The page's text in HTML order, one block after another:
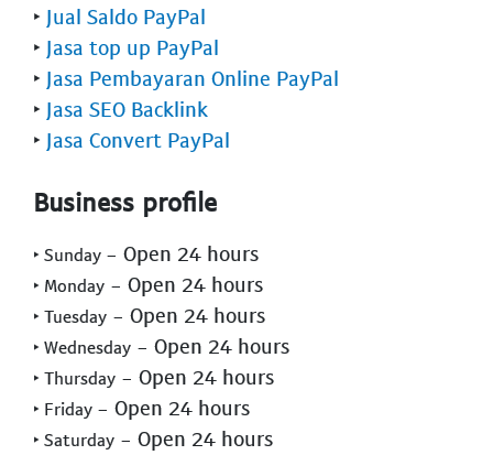
‣ Jual Saldo PayPal
‣ Jasa top up PayPal
‣ Jasa Pembayaran Online PayPal
‣ Jasa SEO Backlink
‣ Jasa Convert PayPal
Business profile
‣ Sunday - Open 24 hours
‣ Monday - Open 24 hours
‣ Tuesday - Open 24 hours
‣ Wednesday - Open 24 hours
‣ Thursday - Open 24 hours
‣ Friday - Open 24 hours
‣ Saturday - Open 24 hours